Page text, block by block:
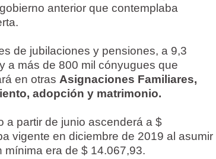
anterior que contemplaba
de jubilaciones y pensiones, a 9,3
a más de 800 mil cónyugues que
en otras Asignaciones Familiares,
adopción y matrimonio.
a partir de junio ascenderá a $
vigente en diciembre de 2019 al asumir
era de $ 14.067,93.